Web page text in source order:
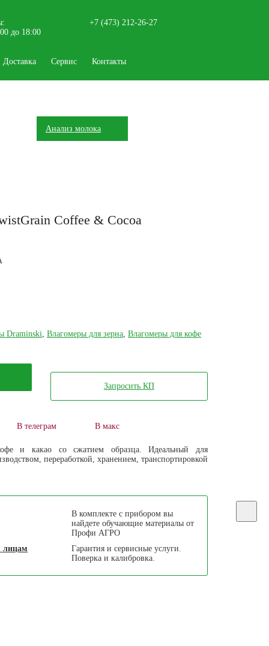
до 18:00
+7 (473) 212-26-27
Доставка Сервис Контакты
Анализ молока
Coffee & Сocoa
Draminski Влагомеры для зерна Влагомеры для кофе
Запросить КП
В телеграм В макс
и какао со сжатием образца. Идеальный для
переработкой, хранением, транспортировкой
лицам
В комплекте с прибором вы
найдете обучающие материалы от
Профи АГРО
Гарантия и сервисные услуги.
Поверка и калибровка.